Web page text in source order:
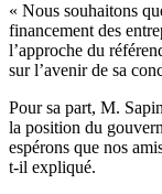
« Nous souhaitons
financement des
l’approche du
sur l’avenir de sa
Pour sa part, M.
la position du
espérons que nos
t-il expliqué.